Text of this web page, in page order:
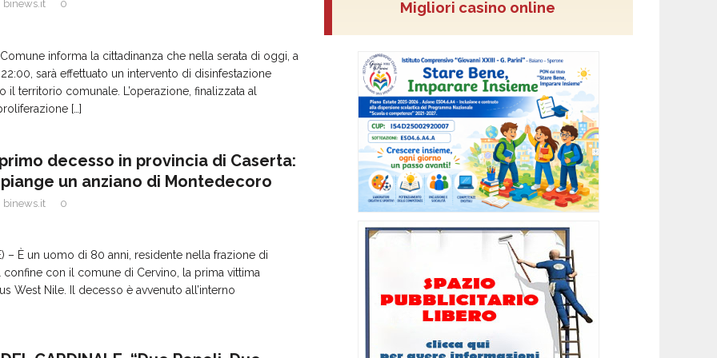
binews.it 0
informa la cittadinanza che nella serata di oggi, a
sarà effettuato un intervento di disinfestazione
il territorio comunale. L’operazione, finalizzata al
[…]
decesso in provincia di Caserta:
un anziano di Montedecoro
binews.it 0
– È un uomo di 80 anni, residente nella frazione di
con il comune di Cervino, la prima vittima
West Nile. Il decesso è avvenuto all’interno
Migliori casino online